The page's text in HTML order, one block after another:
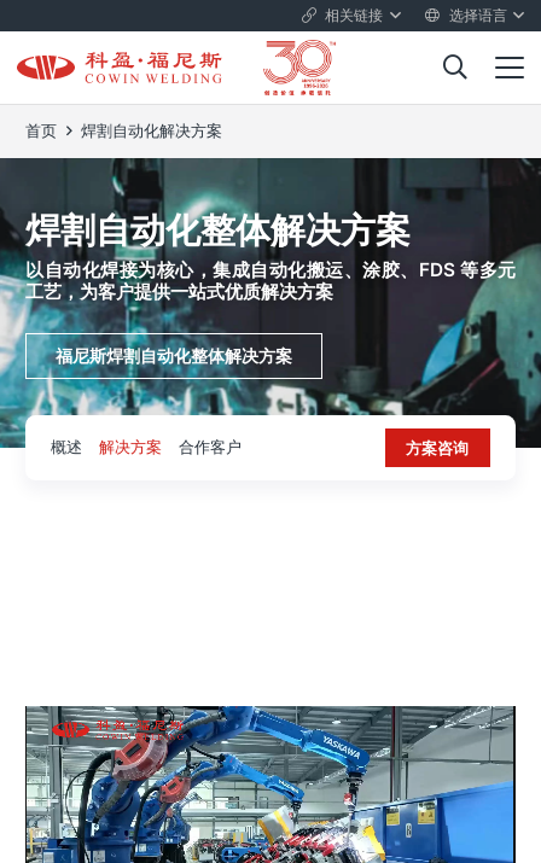
相关链接 选择语言
首页 焊割自动化解决方案
焊割自动化整体解决方案
以自动化焊接为核心，集成自动化搬运、涂胶、FDS 等多元
工艺，为客户提供一站式优质解决方案
福尼斯焊割自动化整体解决方案
概述 解决方案 合作客户 方案咨询